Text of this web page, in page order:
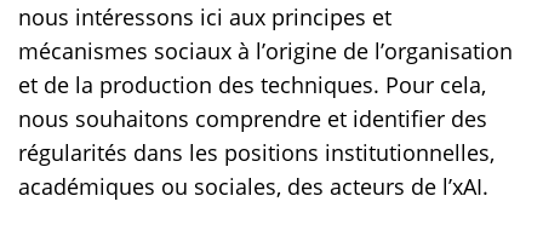
nous intéressons ici aux principes et
mécanismes sociaux à l’origine de l’organisation
et de la production des techniques. Pour cela,
nous souhaitons comprendre et identifier des
régularités dans les positions institutionnelles,
académiques ou sociales, des acteurs de l’xAI.